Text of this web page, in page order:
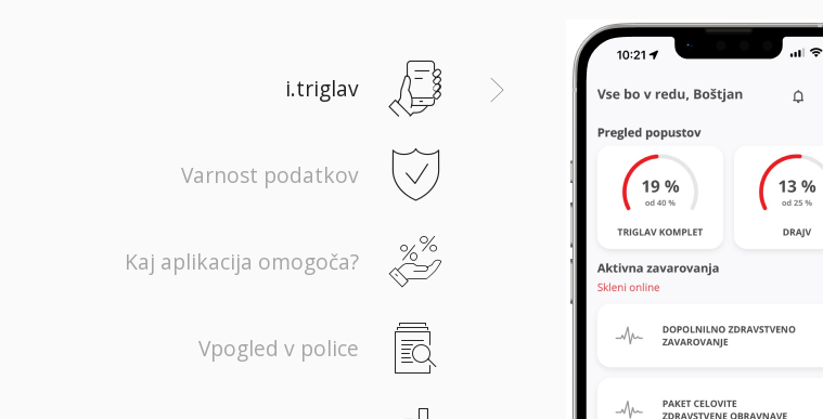
i.triglav
Varnost podatkov
Kaj aplikacija omogoča?
Vpogled v police